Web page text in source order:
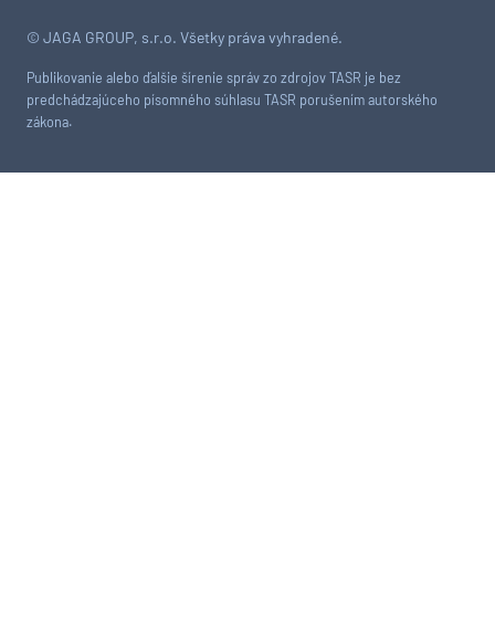
© JAGA GROUP, s.r.o. Všetky práva vyhradené.
Publikovanie alebo ďalšie šírenie správ zo zdrojov TASR je bez
predchádzajúceho písomného súhlasu TASR porušením autorského
zákona.